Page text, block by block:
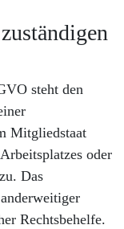
steht den
Mitgliedstaat
oder
Das
Rechtsbehelfe.